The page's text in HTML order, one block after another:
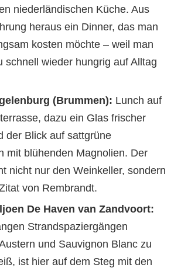
niederländischen Küche. Aus
heraus ein Dinner, das man
kosten möchte – weil man
schnell wieder hungrig auf Alltag
(Brummen): Lunch auf
dazu ein Glas frischer
der Blick auf sattgrüne
mit blühenden Magnolien. Der
nicht nur den Weinkeller, sondern
von Rembrandt.
De Haven van Zandvoort:
Strandspaziergängen
und Sauvignon Blanc zu
ist hier auf dem Steg mit den